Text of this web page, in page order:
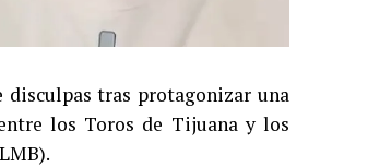
disculpas tras protagonizar una
los Toros de Tijuana y los